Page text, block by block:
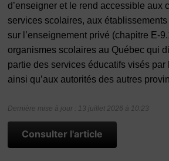
d’enseigner et le rend accessible aux
services scolaires, aux
sur l’enseignement privé (chapitre E-
organismes scolaires au Québec qui
partie des services éducatifs visés par
ainsi qu’aux autorités des autres
Dernière mise à jour : 13 juillet 2026 à 10:23
Consulter l'article